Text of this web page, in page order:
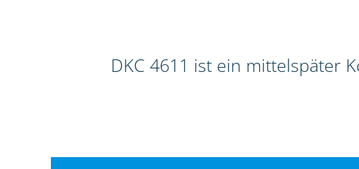
DKC 4611 ist ein mittelspäter